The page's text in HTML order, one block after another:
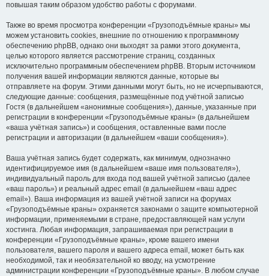
повышая таким образом удобство работы с форумами.
Также во время просмотра конференции «Грузоподъёмные краны» мы
можем установить cookies, внешние по отношению к программному
обеспечению phpBB, однако они выходят за рамки этого документа,
целью которого является рассмотрение страниц, созданных
исключительно программным обеспечением phpBB. Вторым источником
получения вашей информации являются данные, которые вы
отправляете на форум. Этими данными могут быть, но не исчерпываются,
следующие данные: сообщения, размещённые под учётной записью
Гостя (в дальнейшем «анонимные сообщения»), данные, указанные при
регистрации в конференции «Грузоподъёмные краны» (в дальнейшем
«ваша учётная запись») и сообщения, оставленные вами после
регистрации и авторизации (в дальнейшем «ваши сообщения»).
Ваша учётная запись будет содержать, как минимум, однозначно
идентифицируемое имя (в дальнейшем «ваше имя пользователя»),
индивидуальный пароль для входа под вашей учётной записью (далее
«ваш пароль») и реальный адрес email (в дальнейшем «ваш адрес
email»). Ваша информация из вашей учётной записи на форумах
«Грузоподъёмные краны» охраняется законами о защите компьютерной
информации, применяемыми в стране, предоставляющей нам услуги
хостинга. Любая информация, запрашиваемая при регистрации в
конференции «Грузоподъёмные краны», кроме вашего имени
пользователя, вашего пароля и вашего адреса email, может быть как
необходимой, так и необязательной ко вводу, на усмотрение
администрации конференции «Грузоподъёмные краны». В любом случае